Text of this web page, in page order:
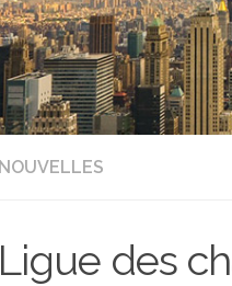
NOUVELLES
Ligue des